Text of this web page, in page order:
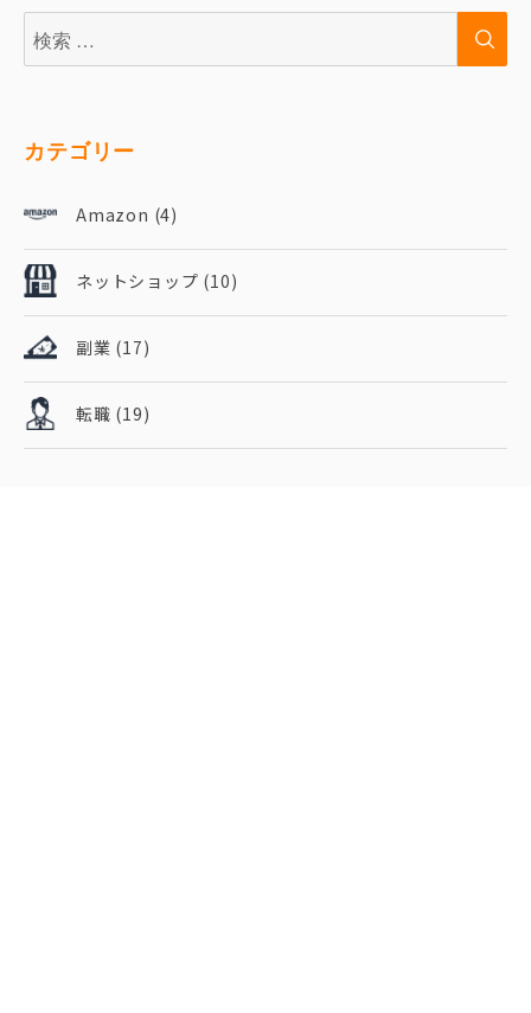
検
索:
検
カテゴリー
Amazon (4)
ネットショップ (10)
副業 (17)
転職 (19)